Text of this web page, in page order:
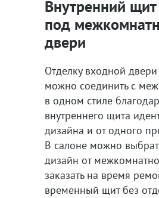
Внутренний щит
под
двери
Отделку входной двери
можно соединить с
в одном стиле
внутреннего щита
дизайна и от одного
В салоне можно
дизайн от
заказать на время
временный щит без